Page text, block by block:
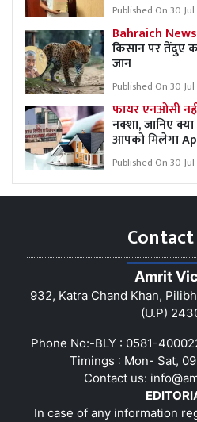
Published On 30
Bahraich
किसान पर तेंदुए
जान
Published On 30
फायर एनओसी
नक्शा, जानिए
आपको मिलेगा
Published On 30
Amrit
932, Katra Chand Khan,
(U.P)
Phone No:-BLY : 0581-
Timings : Mon- Sat,
Contact us:
In case of any information